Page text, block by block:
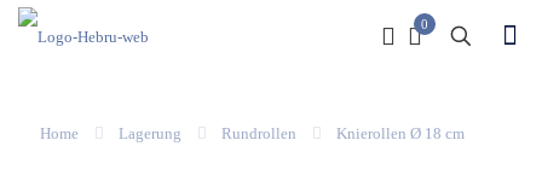
0
Home Lagerung Rundrollen Knierollen Ø 18 cm